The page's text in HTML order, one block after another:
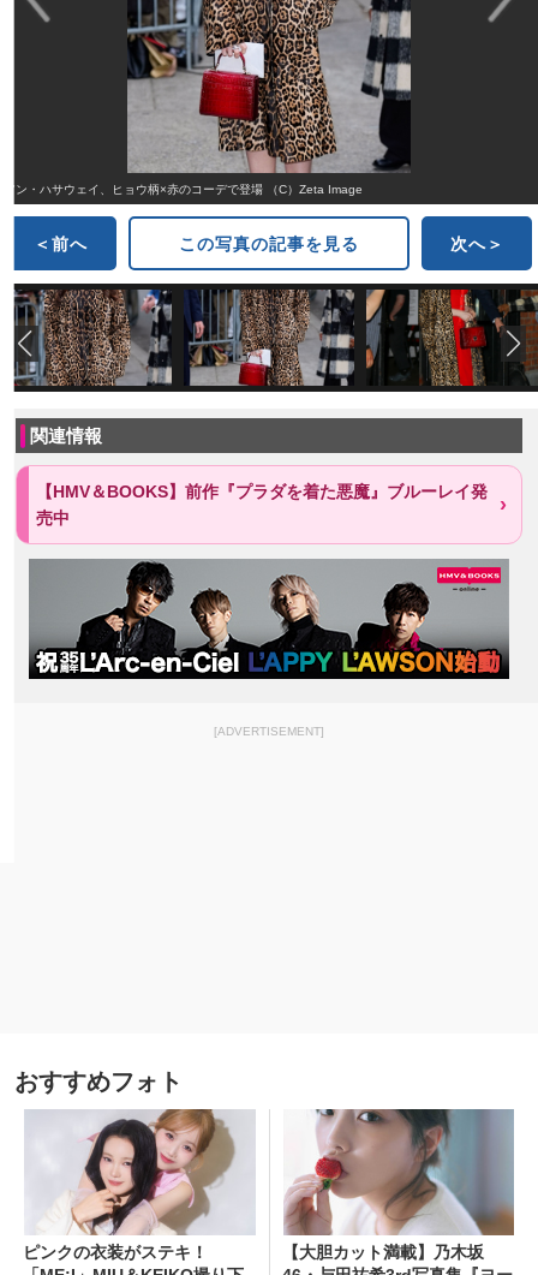
アン・ハサウェイ、ヒョウ柄×赤のコーデで登場 （C）Zeta Image
＜前へ この写真の記事を見る 次へ＞
関連情報
【HMV＆BOOKS】前作『プラダを着た悪魔』ブルーレイ発
売中
[ADVERTISEMENT]
おすすめフォト
ピンクの衣装がステキ！
【大胆カット満載】乃木坂